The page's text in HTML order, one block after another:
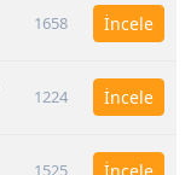
1658 İncele
1224 İncele
1525